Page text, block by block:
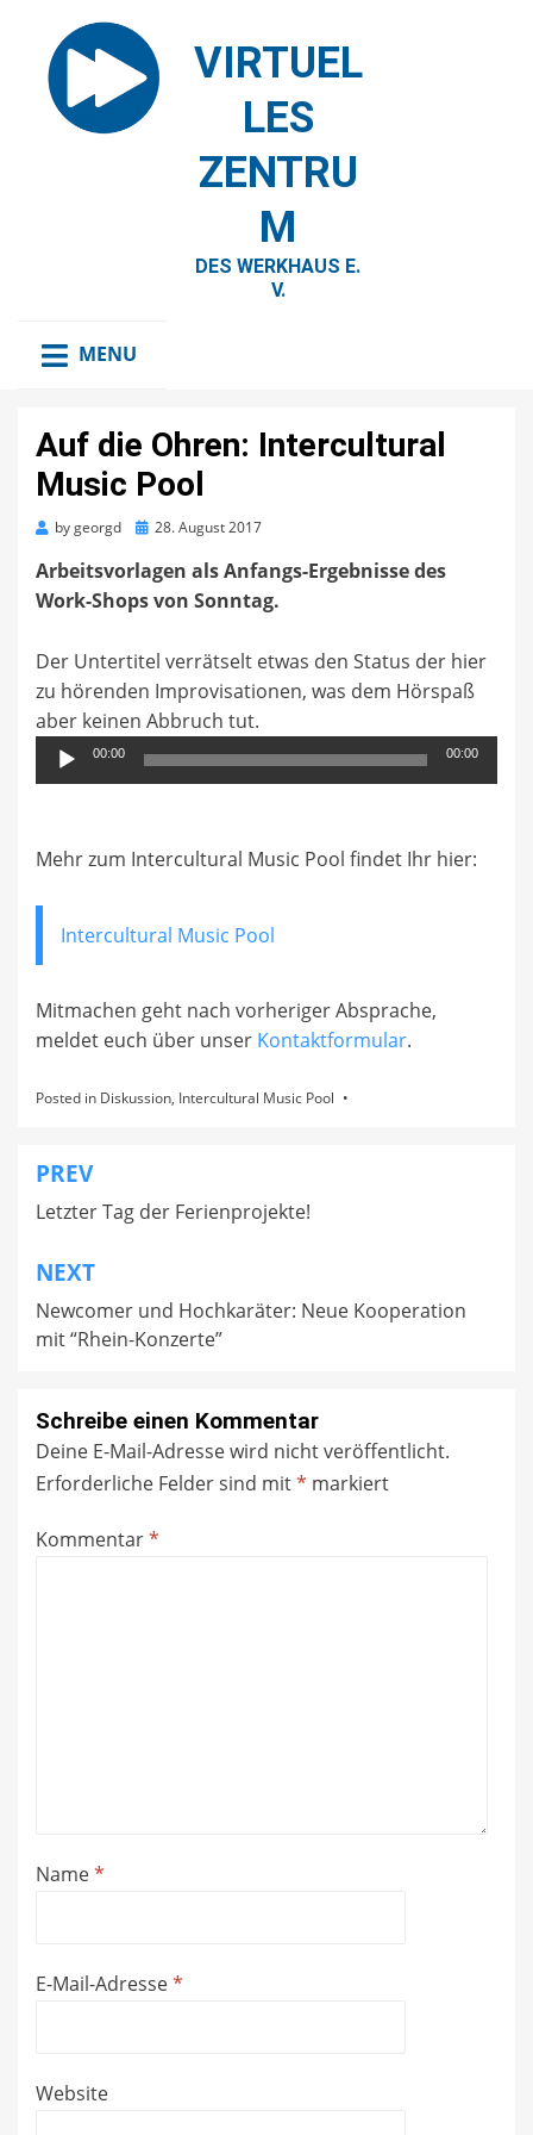
VIRTUEL
LES
ZENTRU
M
DES WERKHAUS E.
V.
MENU
Auf die Ohren: Intercultural
Music Pool
bygeorgd
Posted
28. August 2017
Arbeitsvorlagen als Anfangs-Ergebnisse des
Work-Shops von Sonntag.
Der Untertitel verrätselt etwas den Status der hier
zu hörenden Improvisationen, was dem Hörspaß
aber keinen Abbruch tut.
Audio-
Player
00:00 00:00
Mehr zum Intercultural Music Pool findet Ihr hier:
Intercultural Music Pool
Mitmachen geht nach vorheriger Absprache,
meldet euch über unser Kontaktformular.
Posted in Diskussion, Intercultural Music Pool
Beitragsnavigation
PREV
Letzter Tag der Ferienprojekte!
NEXT
Newcomer und Hochkaräter: Neue Kooperation
mit “Rhein-Konzerte”
Schreibe einen Kommentar
Deine E-Mail-Adresse wird nicht veröffentlicht.
Erforderliche Felder sind mit* markiert
Kommentar*
Name*
E-Mail-Adresse*
Website